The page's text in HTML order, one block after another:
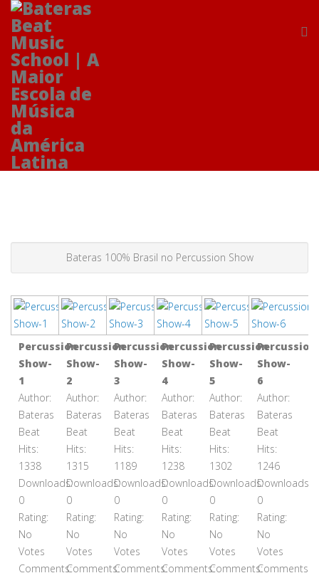
Bateras 100% Brasil no Percussion Show
Percussion
Show-
1
Author:
Bateras
Beat
Hits:
1338
Downloads:
0
Rating:
No
Votes
Comments:
Percussion
Show-
2
Author:
Bateras
Beat
Hits:
1315
Downloads:
0
Rating:
No
Votes
Comments:
Percussion
Show-
3
Author:
Bateras
Beat
Hits:
1189
Downloads:
0
Rating:
No
Votes
Comments:
Percussion
Show-
4
Author:
Bateras
Beat
Hits:
1238
Downloads:
0
Rating:
No
Votes
Comments:
Percussion
Show-
5
Author:
Bateras
Beat
Hits:
1302
Downloads:
0
Rating:
No
Votes
Comments:
Percussion
Show-
6
Author:
Bateras
Beat
Hits:
1246
Downloads:
0
Rating:
No
Votes
Comments: